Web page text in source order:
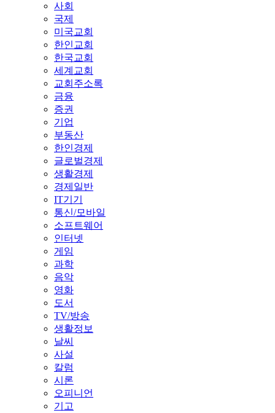
사회
국제
미국교회
한인교회
한국교회
세계교회
교회주소록
금융
증권
기업
부동산
한인경제
글로벌경제
생활경제
경제일반
IT기기
통신/모바일
소프트웨어
인터넷
게임
과학
음악
영화
도서
TV/방송
생활정보
날씨
사설
칼럼
시론
오피니언
기고